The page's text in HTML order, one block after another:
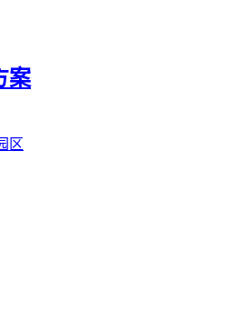
案
区